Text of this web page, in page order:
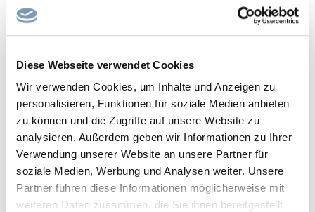
Diese Webseite verwendet Cookies
Wir verwenden Cookies, um Inhalte und Anzeigen zu
personalisieren, Funktionen für soziale Medien anbieten
zu können und die Zugriffe auf unsere Website zu
analysieren. Außerdem geben wir Informationen zu Ihrer
Verwendung unserer Website an unsere Partner für
soziale Medien, Werbung und Analysen weiter. Unsere
Partner führen diese Informationen möglicherweise mit
weiteren Daten zusammen, die Sie ihnen bereitgestellt